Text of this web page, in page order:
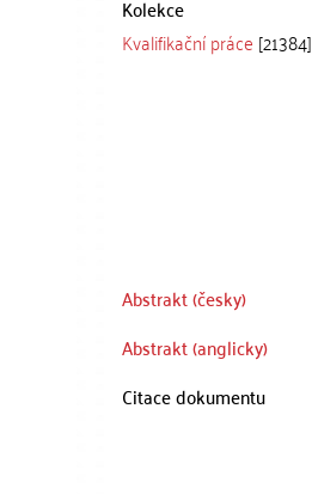
Kolekce
Kvalifikační práce [21384]
Abstrakt (česky)
Abstrakt (anglicky)
Citace dokumentu